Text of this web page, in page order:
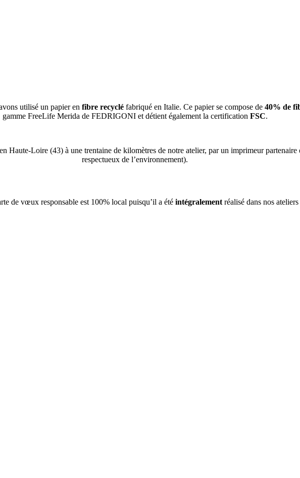
utilisé un papier en fibre recyclé fabriqué en Italie. Ce papier se compose de 40% de
gamme FreeLife Merida de FEDRIGONI et détient également la certification FSC.
Haute-Loire (43) à une trentaine de kilomètres de notre atelier, par un imprimeur partenaire
respectueux de l’environnement).
de vœux responsable est 100% local puisqu’il a été intégralement réalisé dans nos